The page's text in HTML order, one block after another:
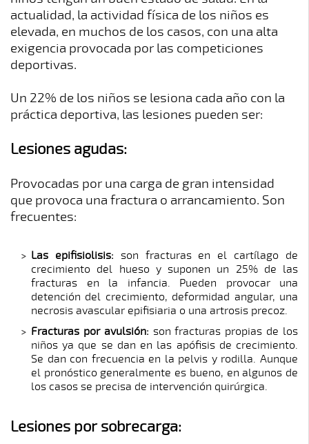
EQUIPO
BLOG
CONTACTO
actualidad, la actividad física de los niños es
elevada, en muchos de los casos, con una alta
exigencia provocada por las competiciones
deportivas.
Un 22% de los niños se lesiona cada año con la
práctica deportiva, las lesiones pueden ser:
Lesiones agudas:
Provocadas por una carga de gran intensidad
que provoca una fractura o arrancamiento. Son
frecuentes:
Las epifisiolisis: son fracturas en el cartílago de
crecimiento del hueso y suponen un 25% de las
fracturas en la infancia. Pueden provocar una
detención del crecimiento, deformidad angular, una
necrosis avascular epifisiaria o una artrosis precoz.
Fracturas por avulsión: son fracturas propias de los
niños ya que se dan en las apófisis de crecimiento.
Se dan con frecuencia en la pelvis y rodilla. Aunque
el pronóstico generalmente es bueno, en algunos de
los casos se precisa de intervención quirúrgica.
Lesiones por sobrecarga: